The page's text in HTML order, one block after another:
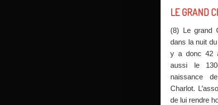
LE GRAND
(8) Le grand
dans la nuit
y a donc 42
aussi le
naissance
Charlot.
de lui rendre